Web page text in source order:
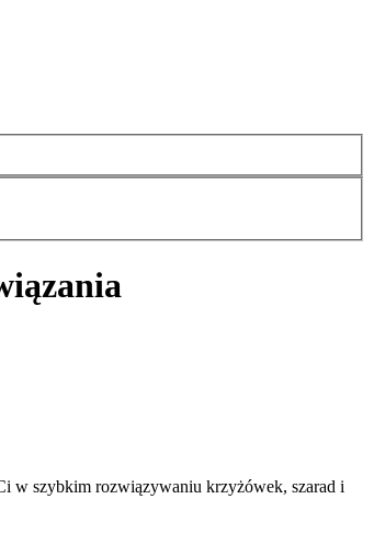
w szybkim rozwiązywaniu krzyżówek, szarad i